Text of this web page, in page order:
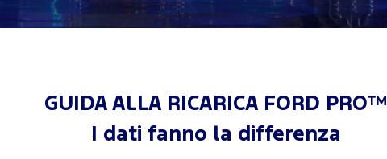
GUIDA ALLA RICARICA FORD PRO™
I dati fanno la differenza